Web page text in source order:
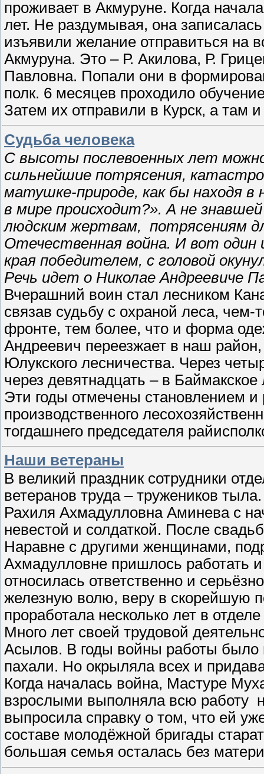
проживает в Акмуруне. Когда
лет. Не раздумывая, она
изъявили желание отправиться на
Акмуруна. Это – Р. Акилова, Р.
Павловна. Попали они в
полк. 6 месяцев проходило
Затем их отправили в Курск, а там
Судьба человека
С высоты послевоенных лет
сильнейшие потрясения,
матушке-природе, как бы находя
в мире происходит?». А не
людским жертвам, потрясениям
Отечественная война. И вот один
края победителем, с головой
Речь идет о Николае Андреевиче
Вчерашний воин стал лесником
связав судьбу с охраной леса,
фронте, тем более, что и форма
Андреевич переезжает в наш
Юлукского лесничества. Через
через девятнадцать – в Баймакское
Эти годы отмечены становлением
производственного
тогдашнего председателя
Наши ветераны
В великий праздник сотрудники
ветеранов труда – тружеников тыла.
Рахиля Ахмадулловна Аминева с
невестой и солдаткой. После
Наравне с другими женщинами,
Ахмадулловне пришлось работать
относилась ответственно и
железную волю, веру в скорейшую
проработала несколько лет в
Много лет своей трудовой
Асылов. В годы войны работы было
пахали. Но окрыляла всех и
Когда началась война, Мастуре
взрослыми выполняла всю работу
выпросила справку о том, что ей
составе молодёжной бригады
большая семья осталась без